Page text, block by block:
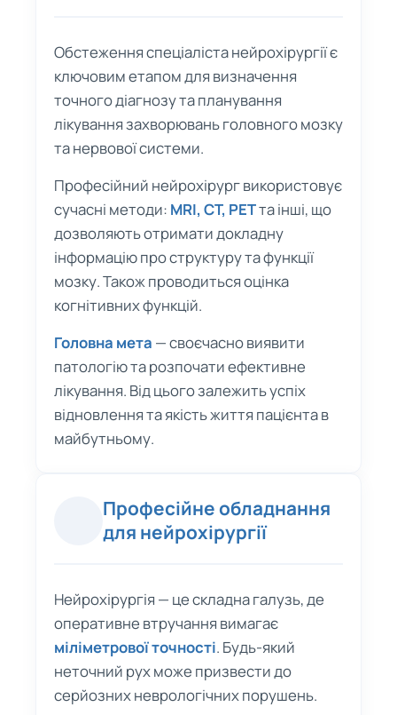
Обстеження спеціаліста нейрохірургії є
ключовим етапом для визначення
точного діагнозу та планування
лікування захворювань головного мозку
та нервової системи.
Професійний нейрохірург використовує
сучасні методи: MRI, CT, PETта інші, що
дозволяють отримати докладну
інформацію про структуру та функції
мозку. Також проводиться оцінка
когнітивних функцій.
Головна мета — своєчасно виявити
патологію та розпочати ефективне
лікування. Від цього залежить успіх
відновлення та якість життя пацієнта в
майбутньому.
Професійне обладнання
для нейрохірургії
Нейрохірургія — це складна галузь, де
оперативне втручання вимагає
міліметрової точності. Будь-який
неточний рух може призвести до
серйозних неврологічних порушень.